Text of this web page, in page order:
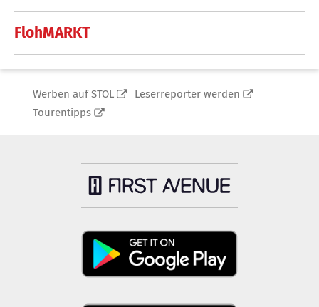
FlohMARKT
Werben auf STOL
Leserreporter werden
Tourentipps